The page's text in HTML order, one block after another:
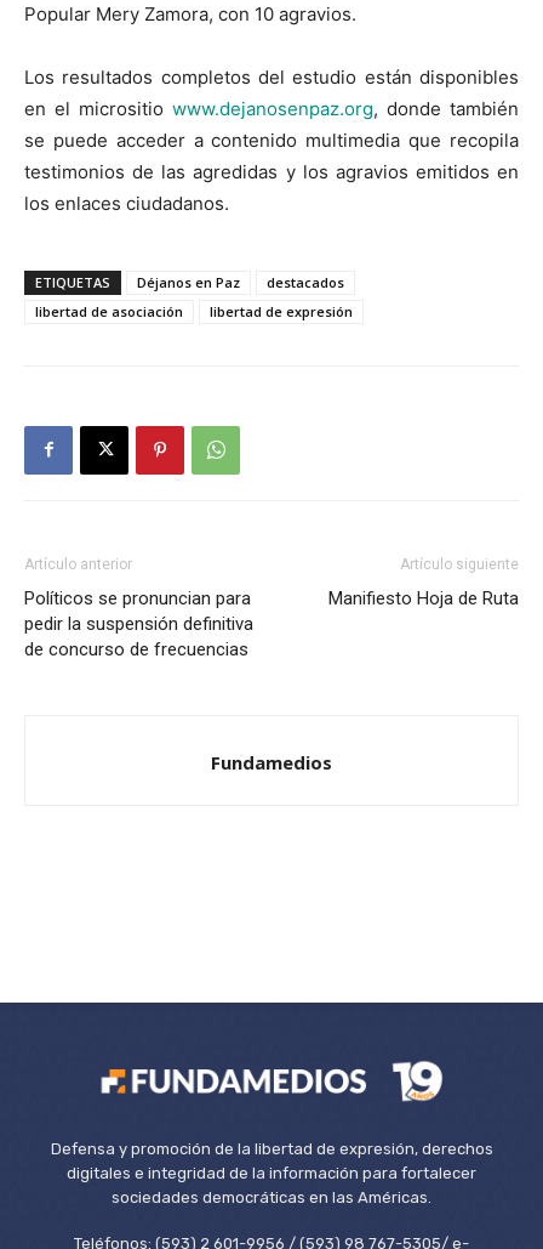
Popular Mery Zamora, con 10 agravios.
Los resultados completos del estudio están disponibles
en el micrositio www.dejanosenpaz.org, donde también
se puede acceder a contenido multimedia que recopila
testimonios de las agredidas y los agravios emitidos en
los enlaces ciudadanos.
ETIQUETAS Déjanos en Paz
destacados
libertad de asociación
libertad de expresión
Artículo anterior
Políticos se pronuncian para
pedir la suspensión definitiva
de concurso de frecuencias
Artículo siguiente
Manifiesto Hoja de Ruta
Fundamedios
Defensa y promoción de la libertad de expresión, derechos
digitales e integridad de la información para fortalecer
sociedades democráticas en las Américas.
Teléfonos: (593) 2 601-9956 / (593) 98 767-5305/ e-